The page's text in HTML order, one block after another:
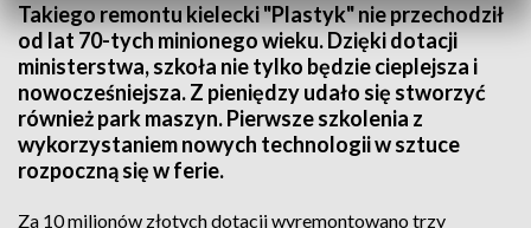
Takiego remontu kielecki "Plastyk" nie przechodził
od lat 70-tych minionego wieku. Dzięki dotacji
ministerstwa, szkoła nie tylko będzie cieplejsza i
nowocześniejsza. Z pieniędzy udało się stworzyć
również park maszyn. Pierwsze szkolenia z
wykorzystaniem nowych technologii w sztuce
rozpoczną się w ferie.
Za 10 milionów złotych dotacji wyremontowano trzy